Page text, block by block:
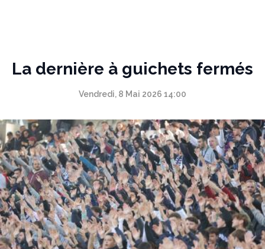
La dernière à guichets fermés
Vendredi, 8 Mai 2026 14:00